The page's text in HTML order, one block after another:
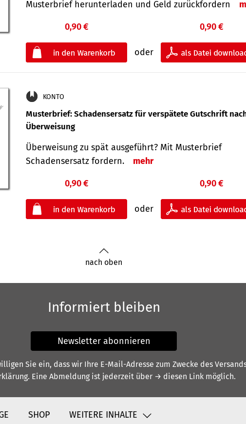
Musterbrief herunterladen und Geld zurückfordern
0,90 €
oder
0,90 €
KONTO
Musterbrief: Schadensersatz für verspätete Gutschrift
Überweisung
Überweisung zu spät ausgeführt? Mit Musterbrief
Schadensersatz fordern.
mehr
0,90 €
oder
0,90 €
nach oben
Informiert bleiben
Newsletter abonnieren
Sie ein, dass wir Ihre E-Mail-Adresse zum Zwecke des
. Eine Abmeldung ist jederzeit über → diesen Link möglich.
SHOP WEITERE INHALTE